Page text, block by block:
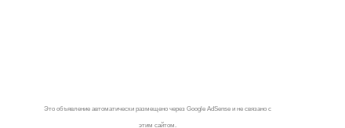
Это объявление автоматически размещено через Google AdSense и не связано с
этим сайтом.